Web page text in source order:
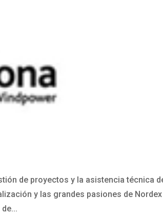
de proyectos y la asistencia técnica
y las grandes pasiones de Nordex